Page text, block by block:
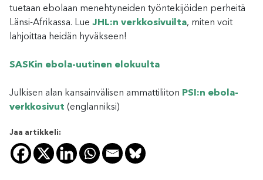
tuetaan ebolaan menehtyneiden työntekijöiden perheitä
Länsi-Afrikassa. Lue JHL:n verkkosivuilta, miten voit
lahjoittaa heidän hyväkseen!
SASKin ebola-uutinen elokuulta
Julkisen alan kansainvälisen ammattiliiton PSI:n ebola-
verkkosivut (englanniksi)
Jaa artikkeli: